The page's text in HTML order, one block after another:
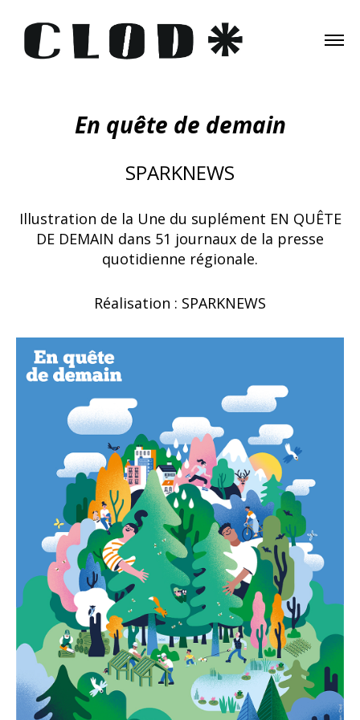
En quête de demain
SPARKNEWS
Illustration de la Une du suplément EN QUÊTE
DE DEMAIN dans 51 journaux de la presse
quotidienne régionale.
Réalisation : SPARKNEWS